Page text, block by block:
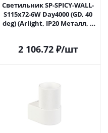
Светильник SP-SPICY-WALL-
S115x72-6W Day4000 (GD, 40
deg) (Arlight, IP20 Металл, 3
2 106.72₽/шт